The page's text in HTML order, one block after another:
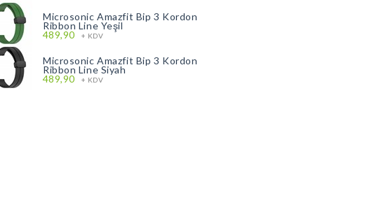
Microsonic Amazfit Bip 3 Kordon
Ribbon Line Yeşil
489,90 + KDV
Microsonic Amazfit Bip 3 Kordon
Ribbon Line Siyah
489,90 + KDV